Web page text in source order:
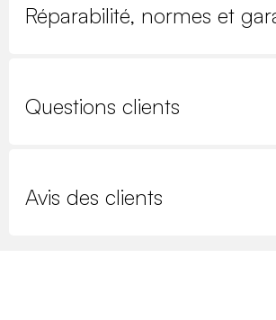
Réparabilité, normes et
Questions clients
Avis des clients